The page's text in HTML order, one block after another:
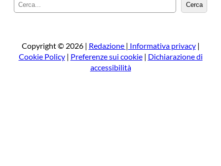
e
a
Cerca
Copyright © 2026 | Redazione | Informativa privacy|
Cookie Policy| Preferenze sui cookie| Dichiarazione di
accessibilità